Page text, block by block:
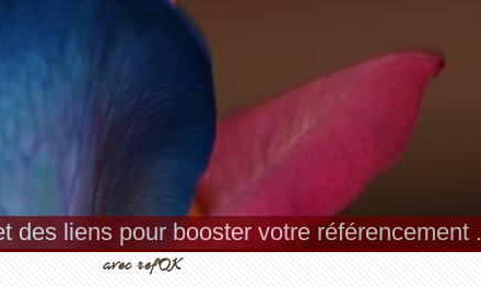
des liens pour booster votre référencement .
avec refOK